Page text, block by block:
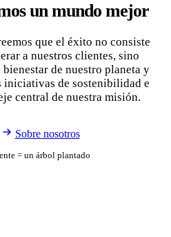
un mundo mejor
que el éxito no consiste
a nuestros clientes, sino
de nuestro planeta y
iniciativas de sostenibilidad e
central de nuestra misión.
Sobre nosotros
= un árbol plantado